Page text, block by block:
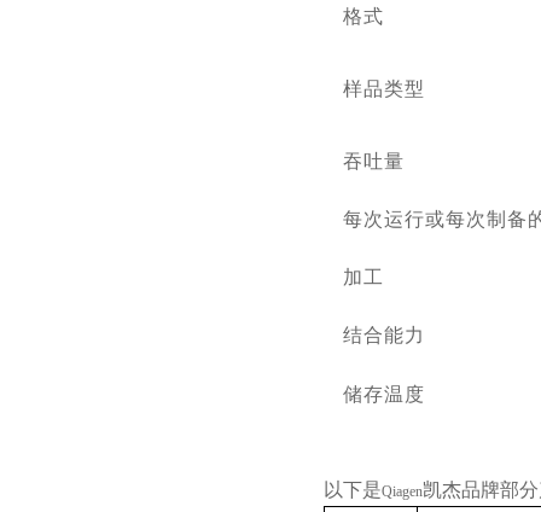
格式
样品类型
吞吐量
每次运行或每次制备
加工
结合能力
储存温度
以下是Qiagen凯杰品牌部